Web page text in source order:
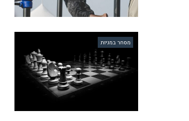
מסחר במניות